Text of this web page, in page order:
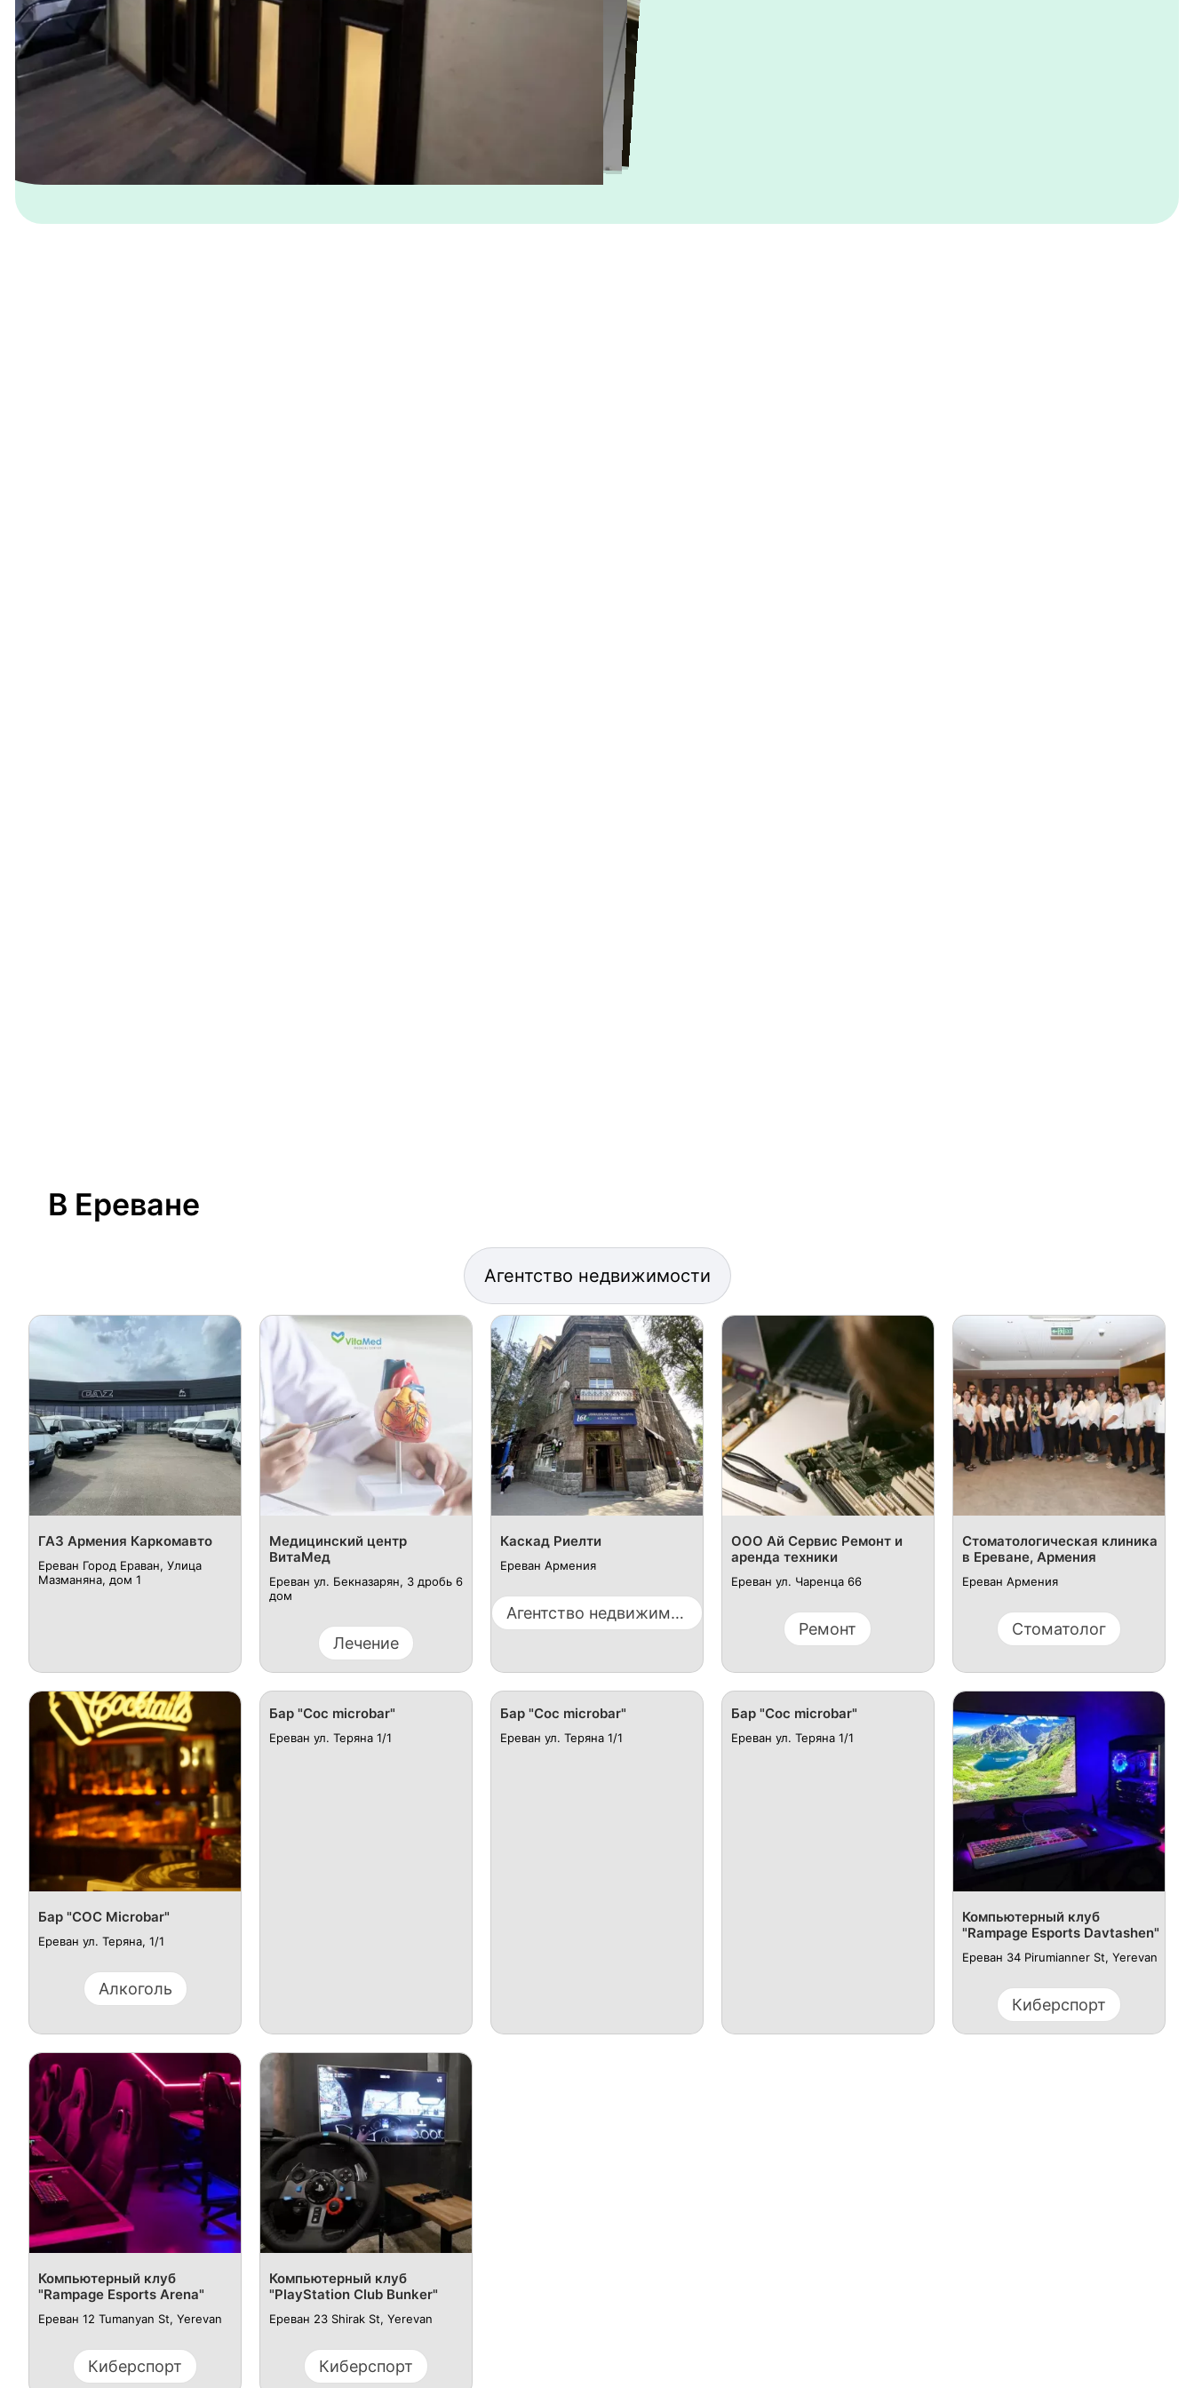
В Ереване
Агентство недвижимости
ГАЗ Армения Каркомавто
Ереван Город Ераван, Улица
Мазманяна, дом 1
Медицинский центр
ВитаМед
Ереван ул. Бекназарян, 3 дробь 6
дом
Лечение
Каскад Риелти
Ереван Армения
Агентство недвижимости
ООО Ай Сервис Ремонт и
аренда техники
Ереван ул. Чаренца 66
Ремонт
Стоматологическая клиника
в Ереване, Армения
Ереван Армения
Стоматолог
Бар "COC Microbar"
Ереван ул. Теряна, 1/1
Алкоголь
Бар "Coc microbar"
Ереван ул. Теряна 1/1
Бар "Coc microbar"
Ереван ул. Теряна 1/1
Бар "Coc microbar"
Ереван ул. Теряна 1/1
Компьютерный клуб
"Rampage Esports Davtashen"
Ереван 34 Pirumianner St, Yerevan
Киберспорт
Компьютерный клуб
"Rampage Esports Arena"
Ереван 12 Tumanyan St, Yerevan
Киберспорт
Компьютерный клуб
"PlayStation Club Bunker"
Ереван 23 Shirak St, Yerevan
Киберспорт